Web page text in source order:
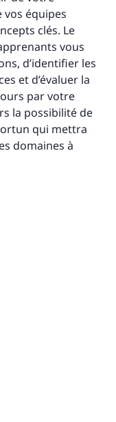
vos équipes
clés. Le
vous
d’identifier les
et d’évaluer la
par votre
la possibilité de
qui mettra
domaines à